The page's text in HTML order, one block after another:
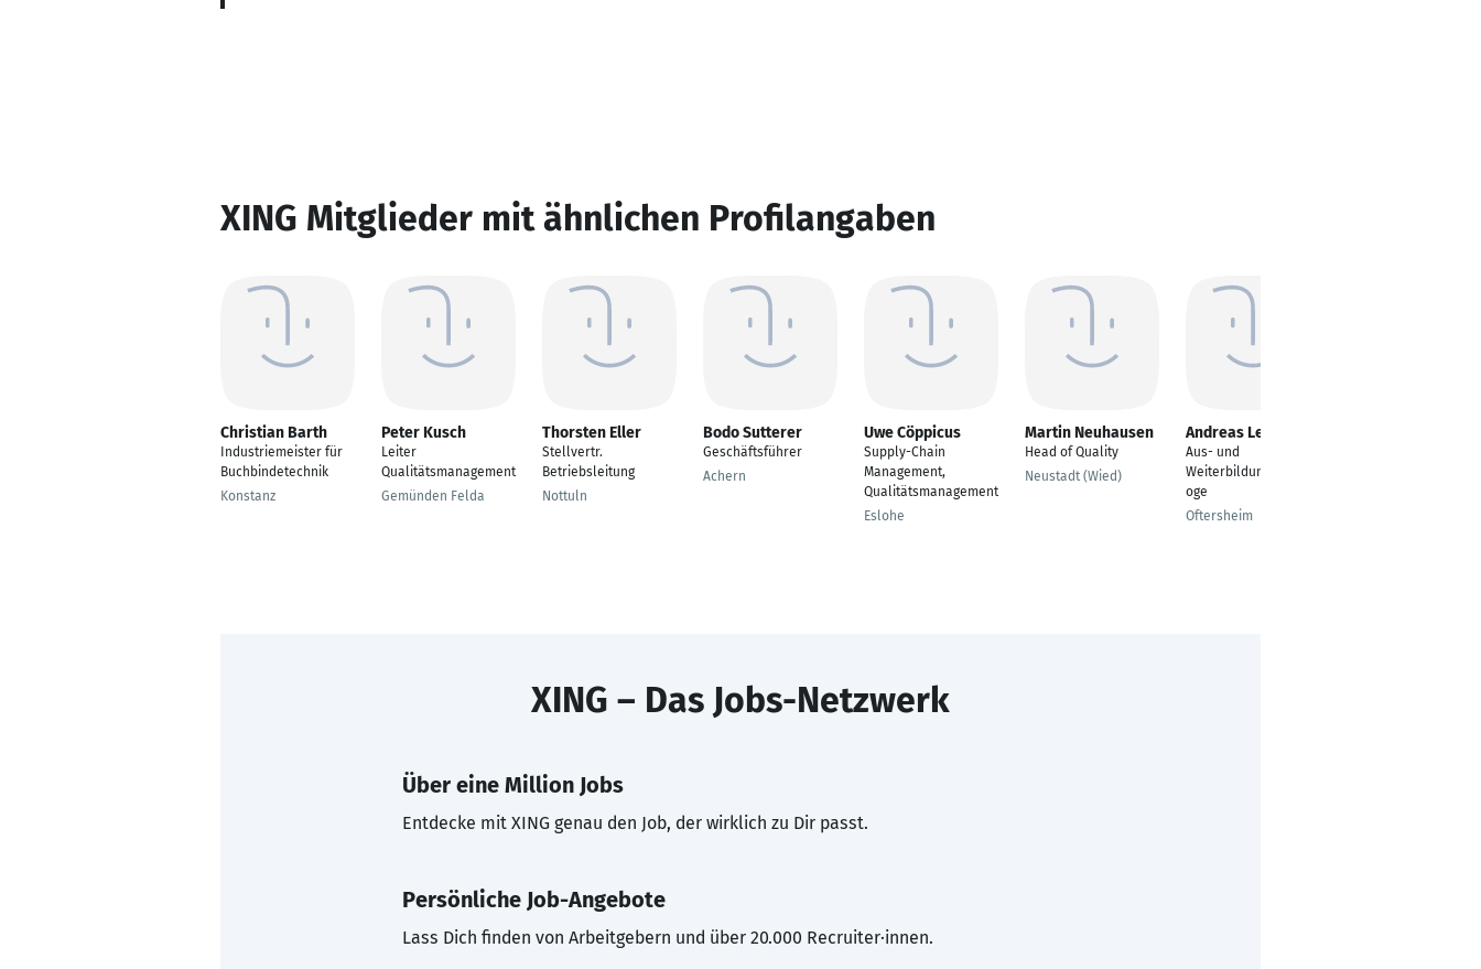
XING Mitglieder mit ähnlichen Profilangaben
Christian Barth
Industriemeister für
Buchbindetechnik
Konstanz
Peter Kusch
Leiter
Qualitätsmanagement
Gemünden Felda
Thorsten Eller
Stellvertr.
Betriebsleitung
Nottuln
Bodo Sutterer
Geschäftsführer
Achern
Uwe Cöppicus
Supply-Chain
Management,
Qualitätsmanagement
Eslohe
Martin Neuhausen
Head of Quality
Neustadt (Wied)
Andreas Leiberich
Aus- und
Weiterbildungspädag
oge
Oftersheim
XING – Das Jobs-Netzwerk
Über eine Million Jobs
Entdecke mit XING genau den Job, der wirklich zu Dir passt.
Persönliche Job-Angebote
Lass Dich finden von Arbeitgebern und über 20.000 Recruiter·innen.